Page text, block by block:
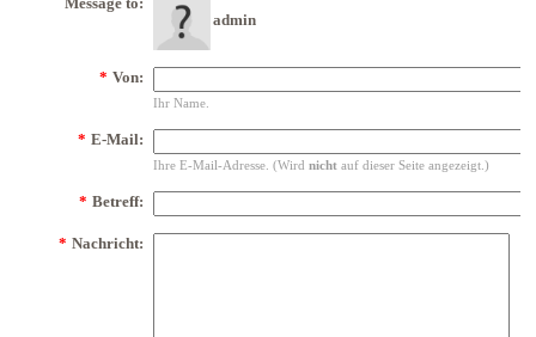
admin
* Von:
Ihr Name.
* E-Mail:
Ihre E-Mail-Adresse. (Wird nicht auf dieser Seite angezeigt.)
* Betreff:
* Nachricht: